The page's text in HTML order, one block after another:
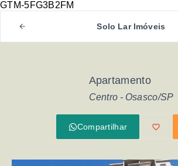
GTM-5FG3B2FM
Solo Lar Imóveis
Apartamento
Centro - Osasco/SP
Compartilhar